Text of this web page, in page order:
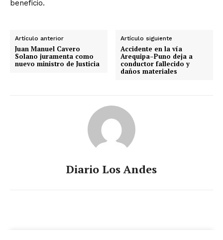
beneficio.
Artículo anterior
Juan Manuel Cavero
Solano juramenta como
nuevo ministro de Justicia
Artículo siguiente
Accidente en la vía
Arequipa–Puno deja a
conductor fallecido y
daños materiales
Diario Los Andes